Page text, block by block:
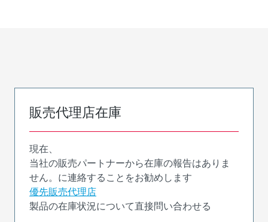
販売代理店在庫
現在、
当社の販売パートナーから在庫の報告はありま
せん。に連絡することをお勧めします
優先販売代理店
製品の在庫状況について直接問い合わせる